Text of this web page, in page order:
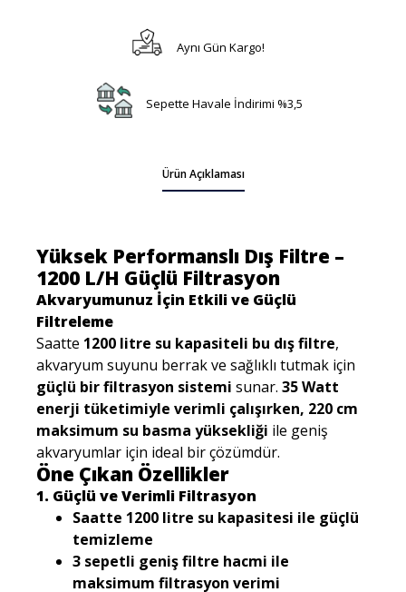
Aynı Gün Kargo!
Sepette Havale İndirimi %3,5
Ürün Açıklaması
Yüksek Performanslı Dış Filtre –
1200 L/H Güçlü Filtrasyon
Akvaryumunuz İçin Etkili ve Güçlü
Filtreleme
Saatte 1200 litre su kapasiteli bu dış filtre,
akvaryum suyunu berrak ve sağlıklı tutmak için
güçlü bir filtrasyon sistemi sunar. 35 Watt
enerji tüketimiyle verimli çalışırken, 220 cm
maksimum su basma yüksekliği ile geniş
akvaryumlar için ideal bir çözümdür.
Öne Çıkan Özellikler
1. Güçlü ve Verimli Filtrasyon
Saatte 1200 litre su kapasitesi ile güçlü
temizleme
3 sepetli geniş filtre hacmi ile
maksimum filtrasyon verimi